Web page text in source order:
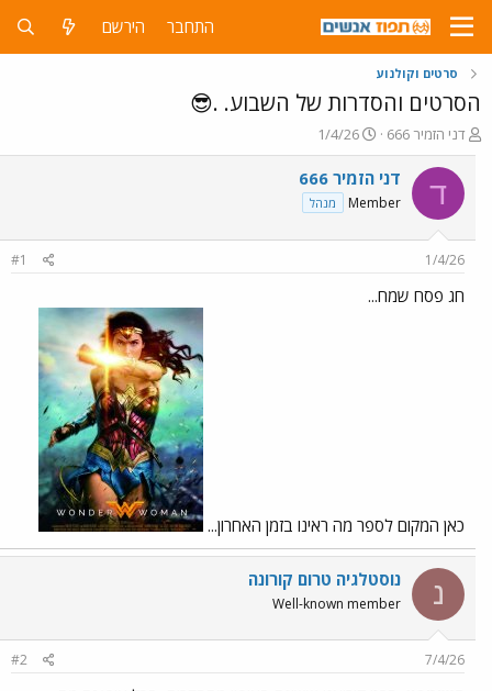
התחבר הירשם
סרטים וקולנוע
הסרטים והסדרות של השבוע. .😎
פ
ו
ת
ח
ה
ו
ש
א
דני הזמיר 666
פ
ו
ר
ם
1/4/26
ד דני הזמיר 666
Member מנהל
1/4/26
#1
חג פסח שמח...
כאן המקום לספר מה ראינו בזמן האחרון...
נ נוסטלגיה טרום קורונה
Well-known member
7/4/26
#2